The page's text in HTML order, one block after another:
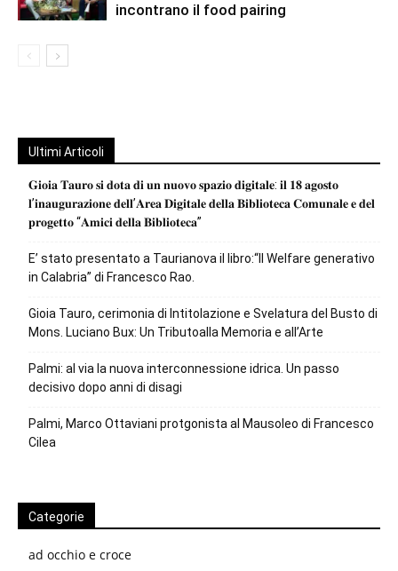
incontrano il food pairing
Ultimi Articoli
𝐆𝐢𝐨𝐢𝐚 𝐓𝐚𝐮𝐫𝐨 𝐬𝐢 𝐝𝐨𝐭𝐚 𝐝𝐢 𝐮𝐧 𝐧𝐮𝐨𝐯𝐨 𝐬𝐩𝐚𝐳𝐢𝐨 𝐝𝐢𝐠𝐢𝐭𝐚𝐥𝐞: 𝐢𝐥 𝟏𝟖 𝐚𝐠𝐨𝐬𝐭𝐨
𝐥’𝐢𝐧𝐚𝐮𝐠𝐮𝐫𝐚𝐳𝐢𝐨𝐧𝐞 𝐝𝐞𝐥𝐥’𝐀𝐫𝐞𝐚 𝐃𝐢𝐠𝐢𝐭𝐚𝐥𝐞 𝐝𝐞𝐥𝐥𝐚 𝐁𝐢𝐛𝐥𝐢𝐨𝐭𝐞𝐜𝐚 𝐂𝐨𝐦𝐮𝐧𝐚𝐥𝐞 𝐞 𝐝𝐞𝐥
𝐩𝐫𝐨𝐠𝐞𝐭𝐭𝐨 “𝐀𝐦𝐢𝐜𝐢 𝐝𝐞𝐥𝐥𝐚 𝐁𝐢𝐛𝐥𝐢𝐨𝐭𝐞𝐜𝐚”
E’ stato presentato a Taurianova il libro:“Il Welfare generativo
in Calabria” di Francesco Rao.
Gioia Tauro, cerimonia di Intitolazione e Svelatura del Busto di
Mons. Luciano Bux: Un Tributoalla Memoria e all’Arte
Palmi: al via la nuova interconnessione idrica. Un passo
decisivo dopo anni di disagi
Palmi, Marco Ottaviani protgonista al Mausoleo di Francesco
Cilea
Categorie
ad occhio e croce